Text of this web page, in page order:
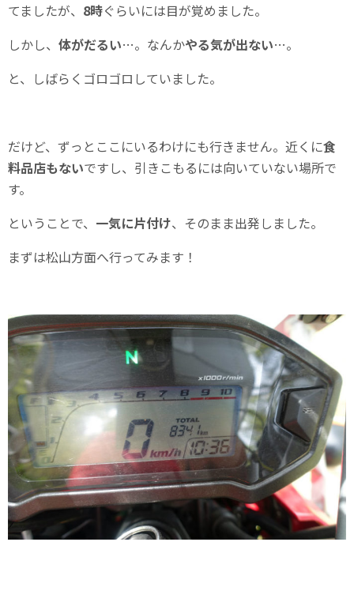
てましたが、 8時ぐらいには目が覚めました。
しかし、 体がだるい…。なんかやる気が出ない…。
と、しばらくゴロゴロしていました。
だけど、ずっとここにいるわけにも行きません。近くに食
料品店もないですし、引きこもるには向いていない場所で
す。
ということで、 一気に片付け、そのまま出発しました。
まずは松山方面へ行ってみます！